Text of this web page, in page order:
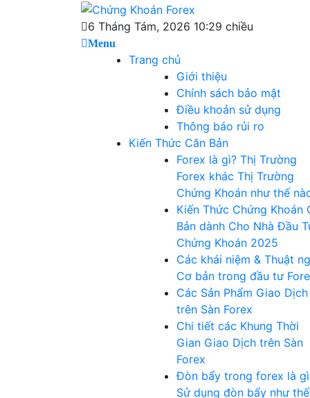
Chứng Khoán
Forex
Blog chia sẻ về Chứng Khoán và Forex
6 Tháng Tám, 2026 10:29 chiều
Menu
Trang chủ
Giới thiệu
Chính sách bảo mật
Điều khoản sử dụng
Thông báo rủi ro
Kiến Thức Căn Bản
Forex là gì? Thị Trường
Forex khác Thị Trường
Chứng Khoán như thế
Kiến Thức Chứng Khoán
Bản dành Cho Nhà Đầu
Chứng Khoán 2025
Các khái niệm & Thuật
Cơ bản trong đầu tư
Các Sản Phẩm Giao Dịch
trên Sàn Forex
Chi tiết các Khung Thời
Gian Giao Dịch trên Sàn
Forex
Đòn bẩy trong forex là
Sử dụng đòn bẩy như thế